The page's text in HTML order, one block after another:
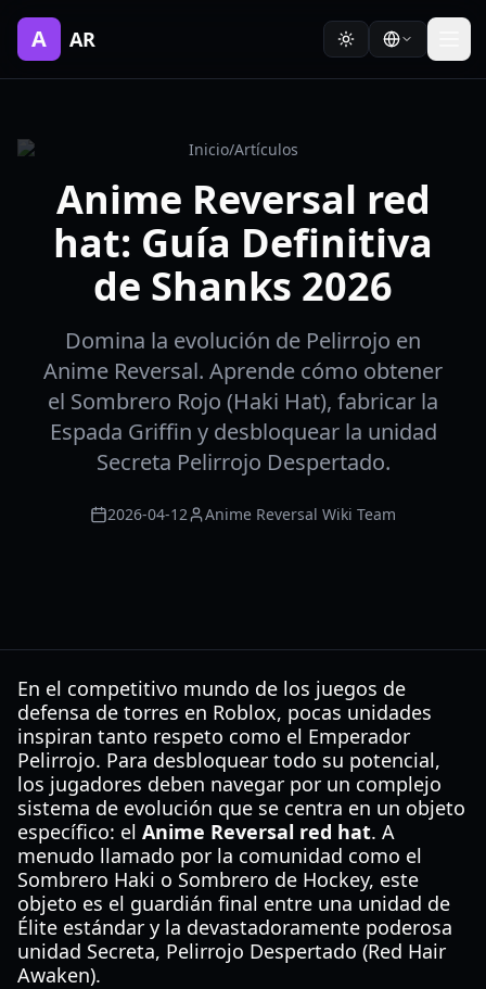
A AR
Inicio/Artículos
Anime Reversal red
hat: Guía Definitiva
de Shanks 2026
Domina la evolución de Pelirrojo en
Anime Reversal. Aprende cómo obtener
el Sombrero Rojo (Haki Hat), fabricar la
Espada Griffin y desbloquear la unidad
Secreta Pelirrojo Despertado.
2026-04-12 Anime Reversal Wiki Team
En el competitivo mundo de los juegos de
defensa de torres en Roblox, pocas unidades
inspiran tanto respeto como el Emperador
Pelirrojo. Para desbloquear todo su potencial,
los jugadores deben navegar por un complejo
sistema de evolución que se centra en un objeto
específico: el Anime Reversal red hat. A
menudo llamado por la comunidad como el
Sombrero Haki o Sombrero de Hockey, este
objeto es el guardián final entre una unidad de
Élite estándar y la devastadoramente poderosa
unidad Secreta, Pelirrojo Despertado (Red Hair
Awaken).